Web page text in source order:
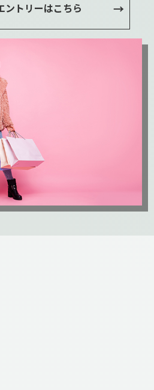
ントリーはこちら